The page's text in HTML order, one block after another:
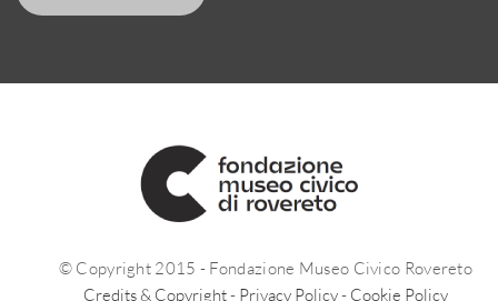
© Copyright 2015 - Fondazione Museo Civico Rovereto
Credits & Copyright- Privacy Policy- Cookie Policy